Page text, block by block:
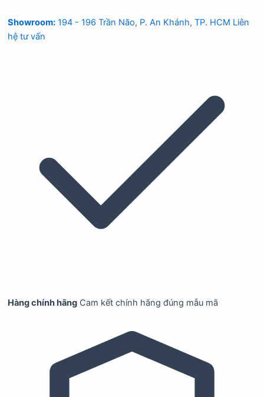
Showroom: 194 - 196 Trần Não, P. An Khánh, TP. HCM Liên
hệ tư vấn
Hàng chính hãng Cam kết chính hãng đúng mẫu mã